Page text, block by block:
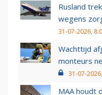
Rusland
wegens
31-07-2026,
Wachttijd
monteurs
31-07-
MAA houdt